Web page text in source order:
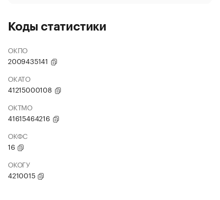
Коды статистики
ОКПО
2009435141
ОКАТО
41215000108
ОКТМО
41615464216
ОКФС
16
ОКОГУ
4210015